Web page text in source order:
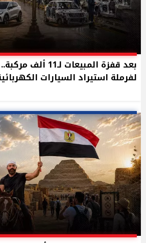
بعد قفزة المبيعات
لفرملة استيراد السيارات